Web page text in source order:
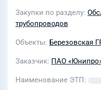
Закупки по разделу
трубопроводов
Объекты Березовская
Заказчик ПАО
Наименование ЭТП